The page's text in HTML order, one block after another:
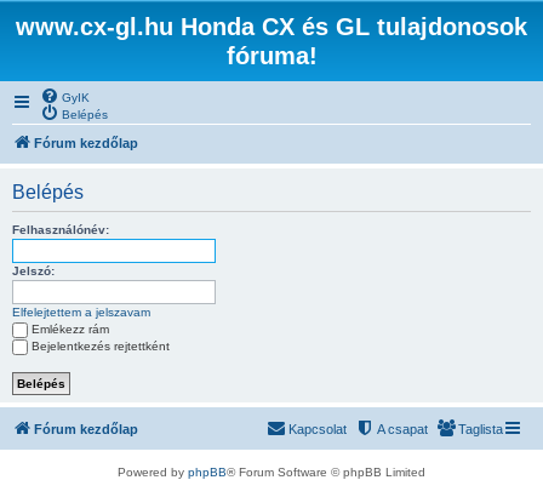
www.cx-gl.hu Honda CX és GL tulajdonosok
fóruma!
GyIK
Belépés
Fórum kezdőlap
Belépés
Felhasználónév:
Jelszó:
Elfelejtettem a jelszavam
Emlékezz rám
Bejelentkezés rejtettként
Fórum kezdőlap Taglista
A csapat
Kapcsolat
Powered by phpBB® Forum Software © phpBB Limited